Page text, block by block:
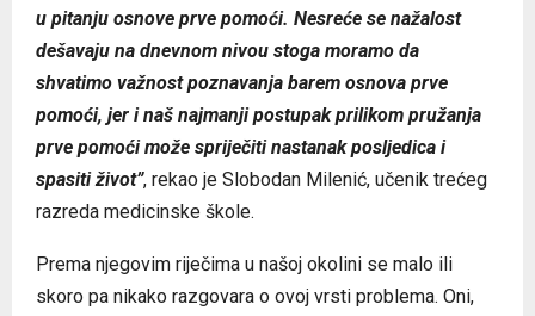
u pitanju osnove prve pomoći. Nesreće se nažalost
dešavaju na dnevnom nivou stoga moramo da
shvatimo važnost poznavanja barem osnova prve
pomoći, jer i naš najmanji postupak prilikom pružanja
prve pomoći može spriječiti nastanak posljedica i
spasiti život”, rekao je Slobodan Milenić, učenik trećeg
razreda medicinske škole.
Prema njegovim riječima u našoj okolini se malo ili
skoro pa nikako razgovara o ovoj vrsti problema. Oni,